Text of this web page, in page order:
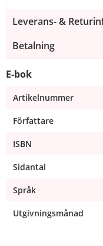
Leverans- &
Betalning
E-bok
Artikelnummer
Författare
ISBN
Sidantal
Språk
Utgivningsmånad